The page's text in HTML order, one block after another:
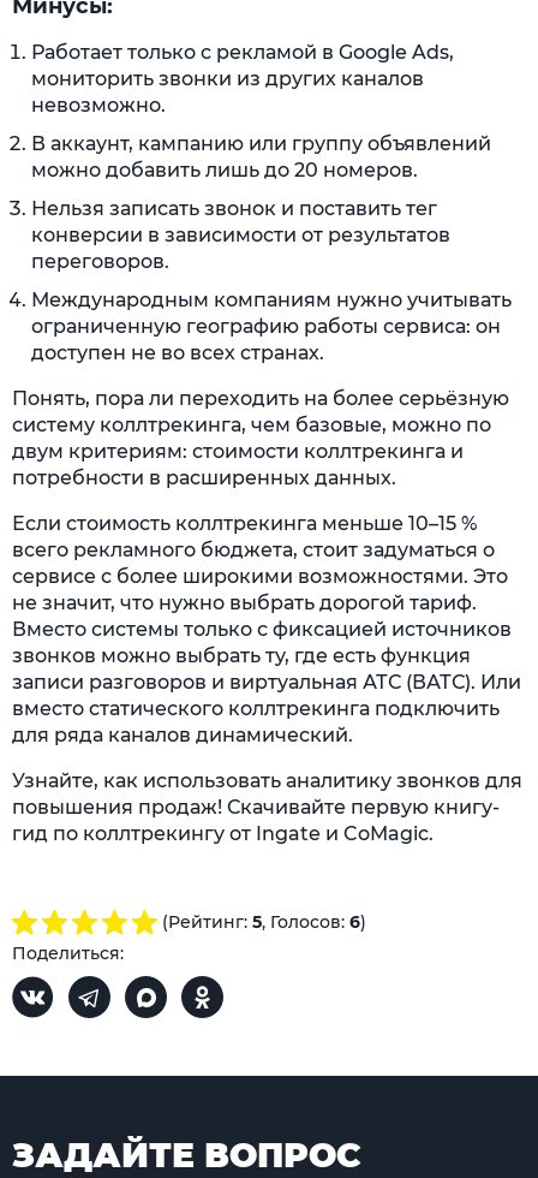
Минусы:
Работает только с рекламой в Google Ads,
мониторить звонки из других каналов
невозможно.
В аккаунт, кампанию или группу объявлений
можно добавить лишь до 20 номеров.
Нельзя записать звонок и поставить тег
конверсии в зависимости от результатов
переговоров.
Международным компаниям нужно учитывать
ограниченную географию работы сервиса: он
доступен не во всех странах.
Понять, пора ли переходить на более серьёзную
систему коллтрекинга, чем базовые, можно по
двум критериям: стоимости коллтрекинга и
потребности в расширенных данных.
Если стоимость коллтрекинга меньше 10–15 %
всего рекламного бюджета, стоит задуматься о
сервисе с более широкими возможностями. Это
не значит, что нужно выбрать дорогой тариф.
Вместо системы только с фиксацией источников
звонков можно выбрать ту, где есть функция
записи разговоров и виртуальная АТС (ВАТС). Или
вместо статического коллтрекинга подключить
для ряда каналов динамический.
Узнайте, как использовать аналитику звонков для
повышения продаж! Скачивайте первую книгу-
гид по коллтрекингу от Ingate и CoMagic.
(Рейтинг: 5, Голосов: 6)
Поделиться:
ЗАДАЙТЕ ВОПРОС